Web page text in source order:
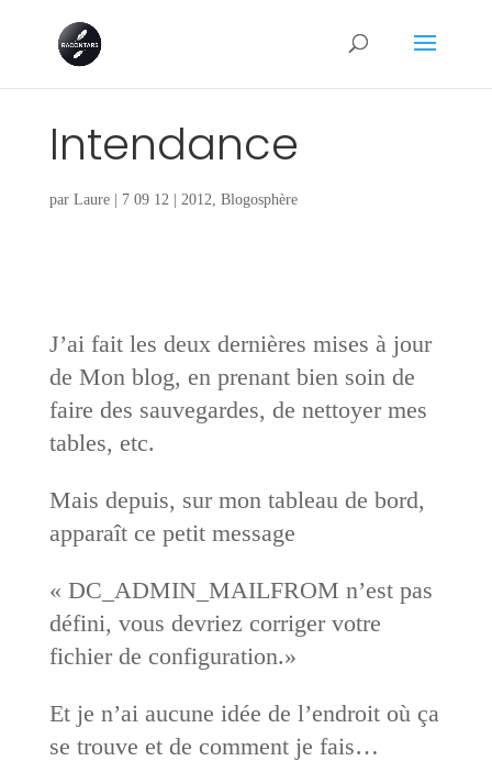
Intendance
par Laure| 7 09 12 2012 Blogosphère
J’ai fait les deux dernières mises à jour
de Mon blog, en prenant bien soin de
faire des sauvegardes, de nettoyer mes
tables, etc.
Mais depuis, sur mon tableau de bord,
apparaît ce petit message
« DC_ADMIN_MAILFROM n’est pas
défini, vous devriez corriger votre
fichier de configuration.»
Et je n’ai aucune idée de l’endroit où ça
se trouve et de comment je fais…